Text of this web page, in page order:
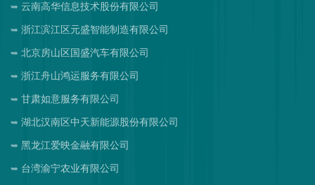
云南高华信息技术股份有限公司
浙江滨江区元盛智能制造有限公司
北京房山区国盛汽车有限公司
浙江舟山鸿运服务有限公司
甘肃如意服务有限公司
湖北汉南区中天新能源股份有限公司
黑龙江爱映金融有限公司
台湾渝宁农业有限公司